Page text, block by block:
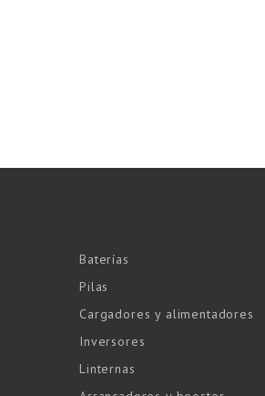
Baterías
Pilas
Cargadores y alimentadores
Inversores
Linternas